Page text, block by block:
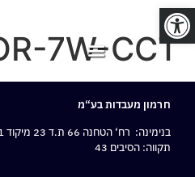
פתח סרגל נגישות
7W-CCT
חרמון מעבדות בע“מ
בנימינה: רח‘ הטחנה 66 ת.ד 23 מיקוד 3055001,
תקווה: הסיבים 43